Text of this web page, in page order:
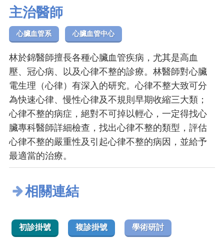
主治醫師
心臟血管系 心臟血管中心
林於錦醫師擅長各種心臟血管疾病，尤其是高血
壓、冠心病、以及心律不整的診療。林醫師對心臟
電生理（心律）有深入的研究。心律不整大致可分
為快速心律、慢性心律及不規則早期收縮三大類；
心律不整的病症，絕對不可掉以輕心，一定得找心
臟專科醫師詳細檢查，找出心律不整的類型，評估
心律不整的嚴重性及引起心律不整的病因，並給予
最適當的治療。
相關連結
初診掛號 複診掛號 學術研討